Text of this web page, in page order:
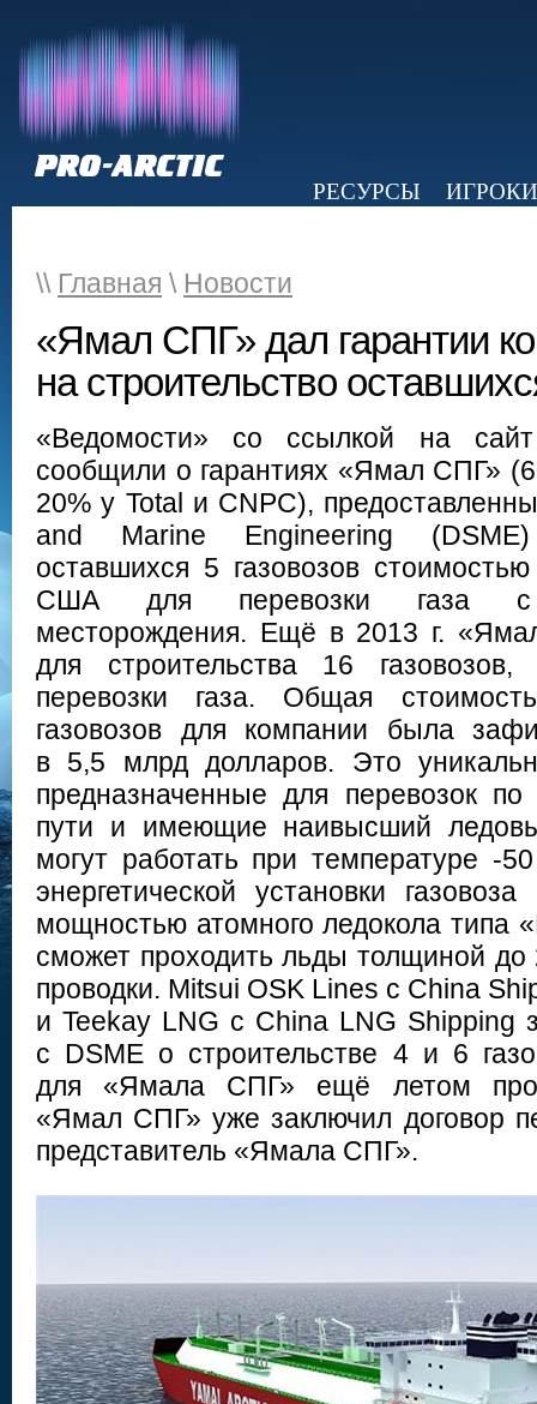
РЕСУРСЫ
ИГРОКИ
\\ Главная \ Новости
«Ямал СПГ» дал гарантии
на строительство
«Ведомости» со ссылкой на сайт
сообщили о гарантиях «Ямал СПГ»
20% у Total и CNPC),
and Marine Engineering
оставшихся 5 газовозов
США для перевозки газа с
месторождения. Ещё в 2013 г.
для строительства 16
перевозки газа. Общая
газовозов для компании была
в 5,5 млрд долларов. Это
предназначенные для перевозок
пути и имеющие наивысший
могут работать при температуре -
энергетической установки
мощностью атомного ледокола типа
сможет проходить льды толщиной до
проводки. Mitsui OSK Lines с China
и Teekay LNG с China LNG Shipping
с DSME о строительстве 4 и 6
для «Ямала СПГ» ещё летом
«Ямал СПГ» уже заключил договор
представитель «Ямала СПГ».